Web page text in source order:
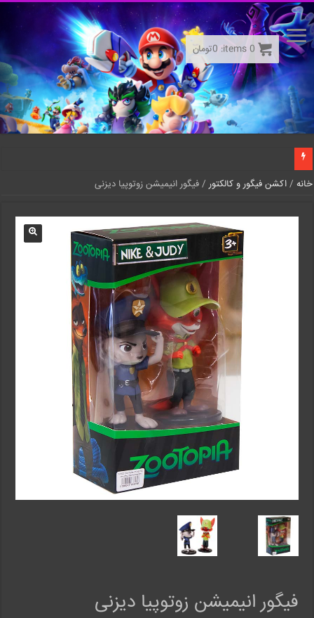
خانه /اکشن فیگور و کالکتور / فیگور انیمیشن زوتوپیا دیزنی
فیگور انیمیشن زوتوپیا دیزنی
0
items:
0تومان